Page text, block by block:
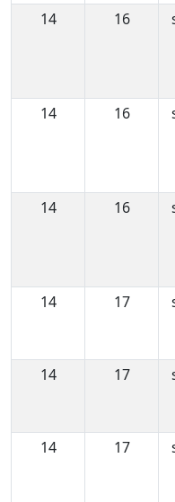
14
16
14
16
14
16
14
17
14
17
14
17